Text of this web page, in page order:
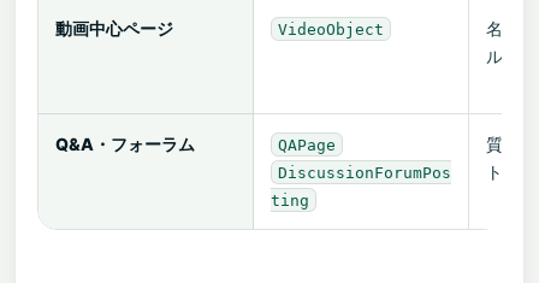
動画中心ページ VideoObject
名称
ル、
Q&A・フォーラム
QAPage
DiscussionForumPos
ting
質問
ト、